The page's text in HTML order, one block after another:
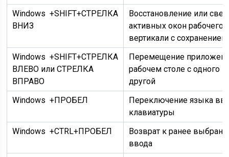
Windows +SHIFT+СТРЕЛКА
ВНИЗ
Восстановление или
активных окон рабочего
вертикали с
Windows +SHIFT+СТРЕЛКА
ВЛЕВО или СТРЕЛКА
ВПРАВО
Перемещение
рабочем столе с одного
другой
Windows +ПРОБЕЛ
Переключение языка
клавиатуры
Windows +CTRL+ПРОБЕЛ
Возврат к ранее
ввода